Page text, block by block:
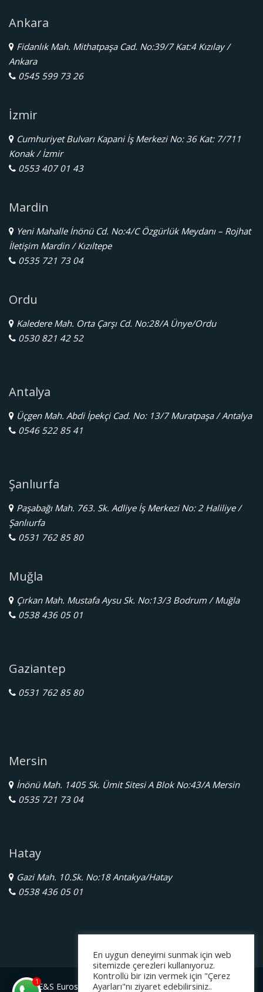
Ankara
Fidanlık Mah. Mithatpaşa Cad. No:39/7 Kat:4 Kızılay /
Ankara
0545 599 73 26
İzmir
Cumhuriyet Bulvarı Kapani İş Merkezi No: 36 Kat: 7/711
Konak / İzmir
0553 407 01 43
Mardin
Yeni Mahalle İnönü Cd. No:4/C Özgürlük Meydanı – Rojhat
İletişim Mardin / Kızıltepe
0535 721 73 04
Ordu
Kaledere Mah. Orta Çarşı Cd. No:28/A Ünye/Ordu
0530 821 42 52
Antalya
Üçgen Mah. Abdi İpekçi Cad. No: 13/7 Muratpaşa / Antalya
0546 522 85 41
Şanlıurfa
Paşabağı Mah. 763. Sk. Adliye İş Merkezi No: 2 Haliliye /
Şanlıurfa
0531 762 85 80
Muğla
Çırkan Mah. Mustafa Aysu Sk. No:13/3 Bodrum / Muğla
0538 436 05 01
Gaziantep
0531 762 85 80
Mersin
İnönü Mah. 1405 Sk. Ümit Sitesi A Blok No:43/A Mersin
0535 721 73 04
Hatay
Gazi Mah. 10.Sk. No:18 Antakya/Hatay
0538 436 05 01
E&S Eurostar Yurtdışı Eğitim Danışmanlığı Ltd. Şti.
1
En uygun deneyimi sunmak için web
sitemizde çerezleri kullanıyoruz.
Kontrollü bir izin vermek için "Çerez
Ayarları"nı ziyaret edebilirsiniz..